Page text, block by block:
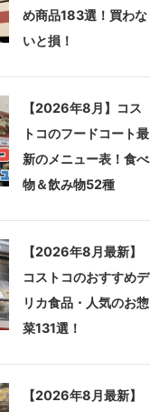
め商品183選！買わな
いと損！
【2026年8月】コス
トコのフードコート最
新のメニュー表！食べ
物＆飲み物52種
【2026年8月最新】
コストコのおすすめデ
リカ食品・人気のお惣
菜131選！
【2026年8月最新】